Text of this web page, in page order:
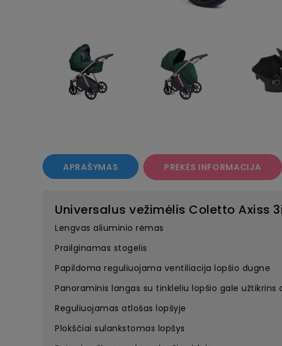
APRAŠYMAS PREKĖS INFORMACIJA
Universalus vežimėlis Coletto Axiss
Lengvas aliuminio rėmas
Prailginamas stogelis
Papildoma reguliuojama ventiliacija lopšio dugne
Panoraminis langas su tinkleliu lopšio gale užtikrins
Reguliuojamas atlošas lopšyje
Plokščiai sulankstomas lopšys